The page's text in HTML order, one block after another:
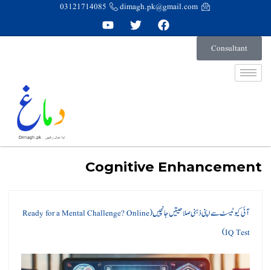
dimagh.pk@gmail.com
03121714085
Consultant
Cognitive Enhancement
آئی کیو ٹیسٹ سے اپنی ذہنی صلاحیتیں جانچیں (Ready for a Mental Challenge? Online
IQ Test)